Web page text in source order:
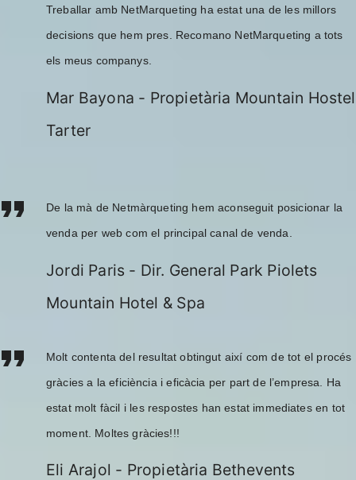
Treballar amb NetMarqueting ha estat una de les millors
decisions que hem pres. Recomano NetMarqueting a tots
els meus companys.
Mar Bayona - Propietària Mountain Hostel
Tarter
De la mà de Netmàrqueting hem aconseguit posicionar la
venda per web com el principal canal de venda.
Jordi Paris - Dir. General Park Piolets
Mountain Hotel & Spa
Molt contenta del resultat obtingut així com de tot el procés
gràcies a la eficiència i eficàcia per part de l’empresa. Ha
estat molt fàcil i les respostes han estat immediates en tot
moment. Moltes gràcies!!!
Eli Arajol - Propietària Bethevents